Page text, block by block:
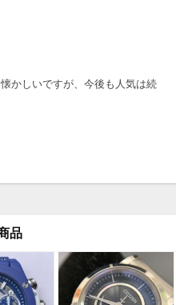
かしいですが、今後も人気は続
品